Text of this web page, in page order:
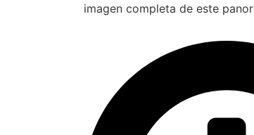
imagen completa de este